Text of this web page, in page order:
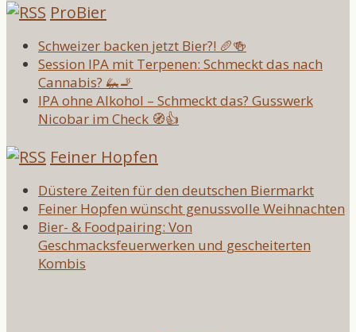
ProBier
Schweizer backen jetzt Bier?! 🥖🍻
Session IPA mit Terpenen: Schmeckt das nach
Cannabis? 🦗🚬
IPA ohne Alkohol – Schmeckt das? Gusswerk
Nicobar im Check 🧭👍
Feiner Hopfen
Düstere Zeiten für den deutschen Biermarkt
Feiner Hopfen wünscht genussvolle Weihnachten
Bier- & Foodpairing: Von
Geschmacksfeuerwerken und gescheiterten
Kombis